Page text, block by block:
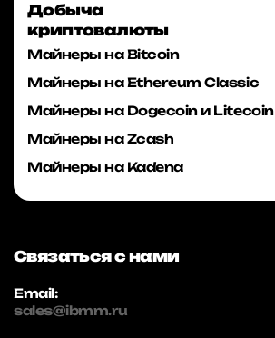
Добыча
криптовалюты
Майнеры на Bitcoin
Майнеры на Ethereum Classic
Майнеры на Dogecoin и Litecoin
Майнеры на Zcash
Майнеры на Kadena
Связаться с нами
Email:
sales@ibmm.ru